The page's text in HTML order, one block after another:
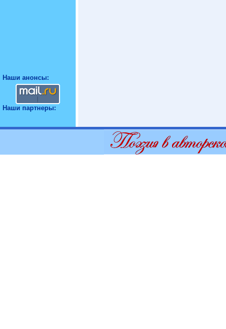
Наши анонсы:
Наши партнеры: